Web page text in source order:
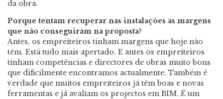
da obra.
Porque tentam recuperar nas instalações as margens
que não conseguiram na proposta?
Antes, os empreiteiros tinham margens que hoje não
têm. Está tudo mais apertado. E antes os empreiteiros
tinham competências e directores de obras muito bons
que dificilmente encontramos actualmente. Também é
verdade que muitos empreiteiros já têm boas e novas
ferramentas e já avaliam os projectos em BIM. É um